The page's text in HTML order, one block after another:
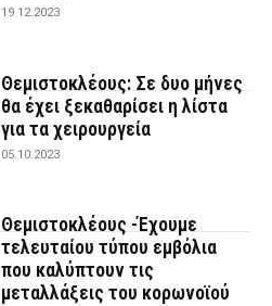
19.12.2023
Θεμιστοκλέους: Σε δυο μήνες
θα έχει ξεκαθαρίσει η λίστα
για τα χειρουργεία
05.10.2023
Θεμιστοκλέους -Έχουμε
τελευταίου τύπου εμβόλια
που καλύπτουν τις
μεταλλάξεις του κορωνοϊού